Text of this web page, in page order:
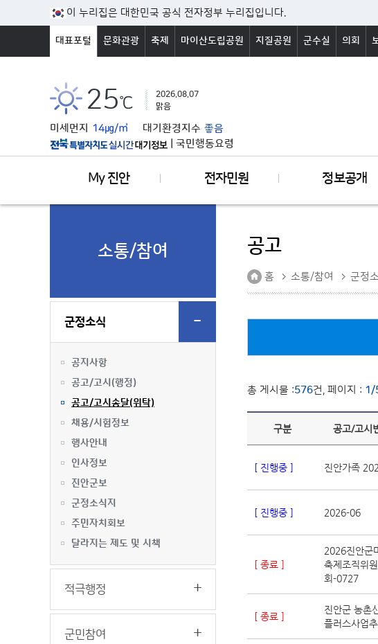
본문바로가기 이 누리집은 대한민국 공식 전자정부 누리집입니다.
대표포털 문화관광 축제 마이산도립공원 지질공원 군수실 의회
25℃
2026.08.07
맑음
미세먼지 14㎍/㎥ 대기환경지수 좋음
국민행동요령
My 진안 전자민원 정보공개
소통/참여
군정소식
공지사항
공고/고시(행정)
공고/고시송달(위탁)
채용/시험정보
행사안내
인사정보
진안군보
군정소식지
주민자치회보
달라지는 제도 및 시책
적극행정
군민참여
공고
홈 소통/참여 군정
총 게시물 :576건, 페이지 : 1/
구분 공고/고시
[ 진행중 ] 진안가족
[ 진행중 ] 2026-06
[ 종료 ]
2026진안군
축제조직위원
회-0727
[ 종료 ]
진안군 농촌
플러스사업